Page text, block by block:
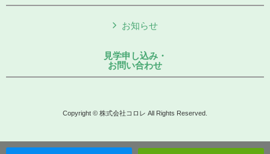
お知らせ
見学申し込み・
お問い合わせ
Copyright © 株式会社コロレ All Rights Reserved.